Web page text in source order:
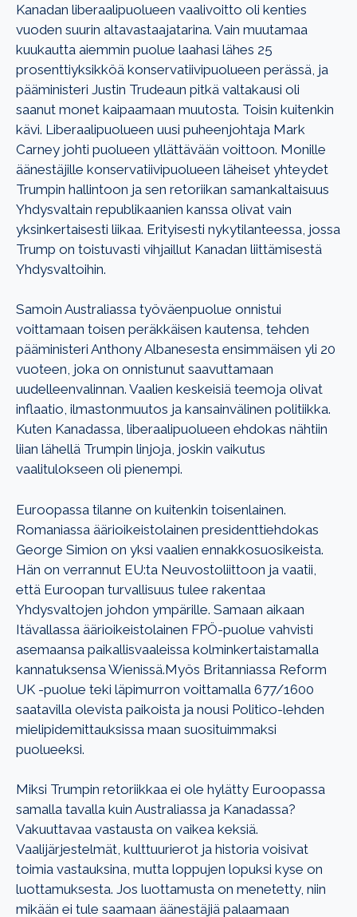
Kanadan liberaalipuolueen vaalivoitto oli kenties
vuoden suurin altavastaajatarina. Vain muutamaa
kuukautta aiemmin puolue laahasi lähes 25
prosenttiyksikköä konservatiivipuolueen perässä, ja
pääministeri Justin Trudeaun pitkä valtakausi oli
saanut monet kaipaamaan muutosta. Toisin kuitenkin
kävi. Liberaalipuolueen uusi puheenjohtaja Mark
Carney johti puolueen yllättävään voittoon. Monille
äänestäjille konservatiivipuolueen läheiset yhteydet
Trumpin hallintoon ja sen retoriikan samankaltaisuus
Yhdysvaltain republikaanien kanssa olivat vain
yksinkertaisesti liikaa. Erityisesti nykytilanteessa, jossa
Trump on toistuvasti vihjaillut Kanadan liittämisestä
Yhdysvaltoihin.
Samoin Australiassa työväenpuolue onnistui
voittamaan toisen peräkkäisen kautensa, tehden
pääministeri Anthony Albanesesta ensimmäisen yli 20
vuoteen, joka on onnistunut saavuttamaan
uudelleenvalinnan. Vaalien keskeisiä teemoja olivat
inflaatio, ilmastonmuutos ja kansainvälinen politiikka.
Kuten Kanadassa, liberaalipuolueen ehdokas nähtiin
liian lähellä Trumpin linjoja, joskin vaikutus
vaalitulokseen oli pienempi.
Euroopassa tilanne on kuitenkin toisenlainen.
Romaniassa äärioikeistolainen presidenttiehdokas
George Simion on yksi vaalien ennakkosuosikeista.
Hän on verrannut EU:ta Neuvostoliittoon ja vaatii,
että Euroopan turvallisuus tulee rakentaa
Yhdysvaltojen johdon ympärille. Samaan aikaan
Itävallassa äärioikeistolainen FPÖ-puolue vahvisti
asemaansa paikallisvaaleissa kolminkertaistamalla
kannatuksensa Wienissä.Myös Britanniassa Reform
UK -puolue teki läpimurron voittamalla 677/1600
saatavilla olevista paikoista ja nousi Politico-lehden
mielipidemittauksissa maan suosituimmaksi
puolueeksi.
Miksi Trumpin retoriikkaa ei ole hylätty Euroopassa
samalla tavalla kuin Australiassa ja Kanadassa?
Vakuuttavaa vastausta on vaikea keksiä.
Vaalijärjestelmät, kulttuurierot ja historia voisivat
toimia vastauksina, mutta loppujen lopuksi kyse on
luottamuksesta. Jos luottamusta on menetetty, niin
mikään ei tule saamaan äänestäjiä palaamaan